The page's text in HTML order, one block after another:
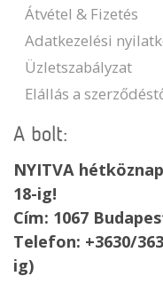
Átvétel & Fizetés
Adatkezelési
Üzletszabályzat
Elállás a
A bolt:
NYITVA
18-ig!
Cím: 1067
Telefon: +3630/
ig)